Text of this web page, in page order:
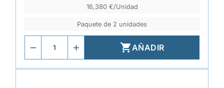
16,380 €/Unidad
Paquete de 2 unidades
AÑADIR